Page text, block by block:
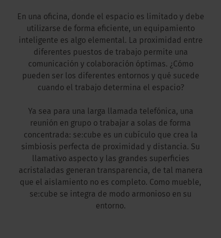
En una oficina, donde el espacio es limitado y debe
utilizarse de forma eficiente, un equipamiento
inteligente es algo elemental. La proximidad entre
diferentes puestos de trabajo permite una
comunicación y colaboración óptimas. ¿Cómo
pueden ser los diferentes entornos y qué sucede
cuando el trabajo determina el espacio?
Ya sea para una larga llamada telefónica, una
reunión en grupo o trabajar a solas de forma
concentrada: se:cube es un cubículo que crea la
simbiosis perfecta de proximidad y distancia. Su
llamativo aspecto y las grandes superficies
acristaladas generan transparencia, de tal manera
que el aislamiento no es completo. Como mueble,
se:cube se integra de modo armonioso en su
entorno.